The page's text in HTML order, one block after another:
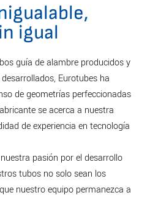
igual
guía de alambre producidos y
Eurotubes ha
de geometrías perfeccionadas
se acerca a nuestra
de experiencia en tecnología
pasión por el desarrollo
tubos no solo sean los
nuestro equipo permanezca a